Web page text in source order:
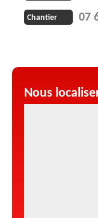
Chantier 07
Nous